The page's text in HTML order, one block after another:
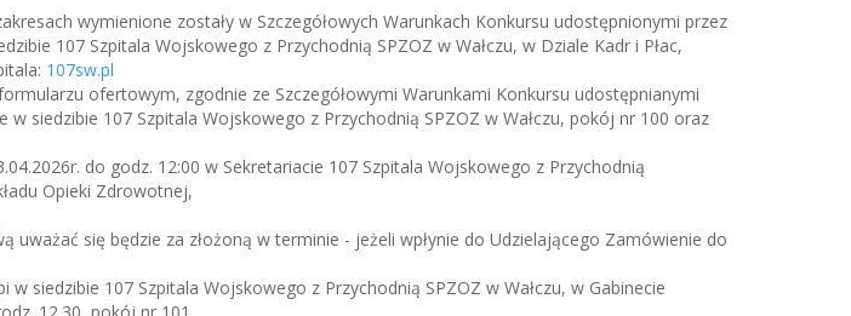
wymienione zostały w Szczegółowych Warunkach Konkursu udostępnionymi przez
107 Szpitala Wojskowego z Przychodnią SPZOZ w Wałczu, w Dziale Kadr i Płac,
107sw.pl
ofertowym, zgodnie ze Szczegółowymi Warunkami Konkursu udostępnianymi
w siedzibie 107 Szpitala Wojskowego z Przychodnią SPZOZ w Wałczu, pokój nr 100 oraz
do godz. 12:00 w Sekretariacie 107 Szpitala Wojskowego z Przychodnią
Opieki Zdrowotnej,
uważać się będzie za złożoną w terminie - jeżeli wpłynie do Udzielającego Zamówienie do
w siedzibie 107 Szpitala Wojskowego z Przychodnią SPZOZ w Wałczu, w Gabinecie